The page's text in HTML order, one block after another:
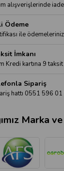
alışverişlerinde
Ödeme
ile
İmkanı
Kredi kartına 9 taksit
Sipariş
hattı 0551 596
Marka